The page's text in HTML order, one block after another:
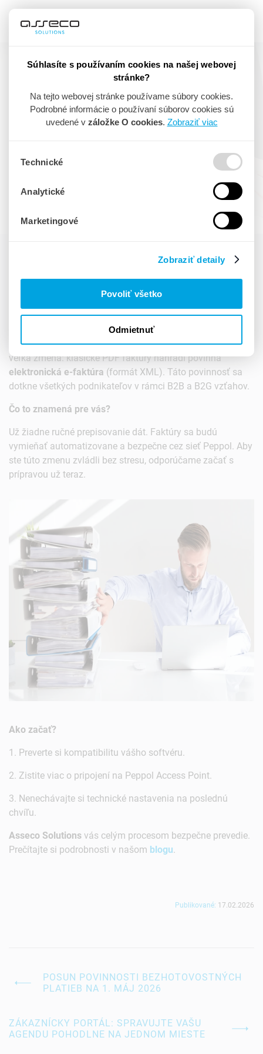
NOVINKY
ďalšie inšpiratívne témy na jednom mieste.
E-faktúra: Čo to je a ako sa na ňu
pripraviť?
📢 Pripravte sa na e-faktúru včas. Od roku 2027 prichádza
veľká zmena: klasické PDF faktúry nahradí povinná
elektronická e-faktúra (formát XML). Táto povinnosť sa
dotkne všetkých podnikateľov v rámci B2B a B2G vzťahov.
Čo to znamená pre vás?
Už žiadne ručné prepisovanie dát. Faktúry sa budú
vymieňať automatizovane a bezpečne cez sieť Peppol. Aby
ste túto zmenu zvládli bez stresu, odporúčame začať s
prípravou už teraz.
Ako začať?
1. Preverte si kompatibilitu vášho softvéru.
2. Zistite viac o pripojení na Peppol Access Point.
3. Nenechávajte si technické nastavenia na poslednú
chvíľu.
Asseco Solutions vás celým procesom bezpečne prevedie.
Prečítajte si podrobnosti v našom blogu.
Publikované: 17.02.2026
POSUN POVINNOSTI BEZHOTOVOSTNÝCH
PLATIEB NA 1. MÁJ 2026
ZÁKAZNÍCKY PORTÁL: SPRAVUJTE VAŠU
AGENDU POHODLNE NA JEDNOM MIESTE
Súhlasíte s používaním cookies na našej webovej
stránke?
Na tejto webovej stránke používame súbory cookies.
Podrobné informácie o používaní súborov cookies sú
uvedené v záložke O cookies. Zobraziť viac
Technické
Analytické
Marketingové
Zobraziť detaily
Povoliť všetko
Odmietnuť